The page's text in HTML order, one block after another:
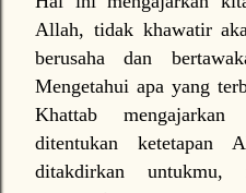
Allah, tidak khawatir
berusaha dan
Mengetahui apa yang
Khattab
ditentukan ketetapan
ditakdirkan